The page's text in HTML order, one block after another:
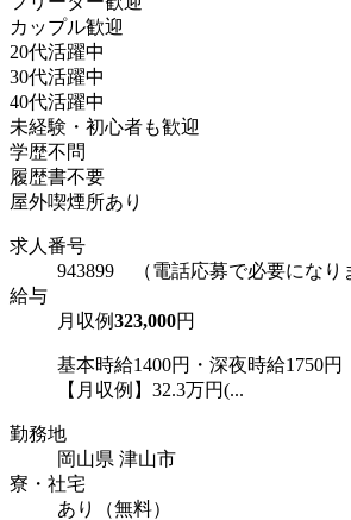
カップル歓迎
20代活躍中
30代活躍中
40代活躍中
未経験・初心者も歓迎
学歴不問
履歴書不要
屋外喫煙所あり
求人番号
943899 （電話応募で必要になり
給与
月収例323,000円
基本時給1400円・深夜時給1750
【月収例】32.3万円(...
勤務地
岡山県 津山市
寮・社宅
あり（無料）